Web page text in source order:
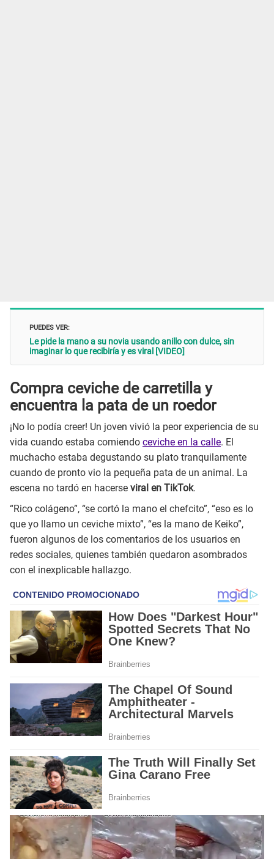
PUEDES VER:
Le pide la mano a su novia usando anillo con dulce, sin
imaginar lo que recibiría y es viral [VIDEO]
Compra ceviche de carretilla y
encuentra la pata de un roedor
¡No lo podía creer! Un joven vivió la peor experiencia de su
vida cuando estaba comiendo ceviche en la calle. El
muchacho estaba degustando su plato tranquilamente
cuando de pronto vio la pequeña pata de un animal. La
escena no tardó en hacerse viral en TikTok.
“Rico colágeno”, “se cortó la mano el chefcito”, “eso es lo
que yo llamo un ceviche mixto”, “es la mano de Keiko”,
fueron algunos de los comentarios de los usuarios en
redes sociales, quienes también quedaron asombrados
con el inexplicable hallazgo.